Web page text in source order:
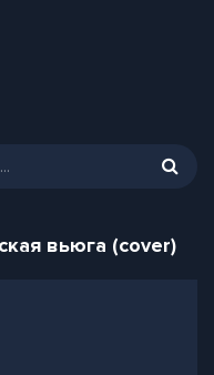
вьюга (cover)